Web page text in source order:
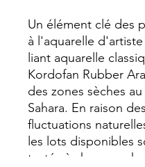
Un élément clé des
à l'aquarelle
liant aquarelle
Kordofan Rubber
des zones sèches
Sahara. En raison des
fluctuations
les lots disponibles
testés à chaque